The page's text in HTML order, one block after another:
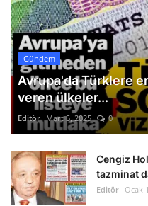
Gündem
Avrupa'da Türklere
veren ülkeler...
Editör Mart 5, 2025 0
Cengiz
tazminat
Editör Ocak